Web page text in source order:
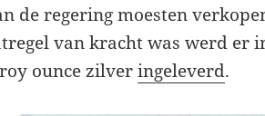
de regering moesten
van kracht was werd er
ounce zilveringeleverd.